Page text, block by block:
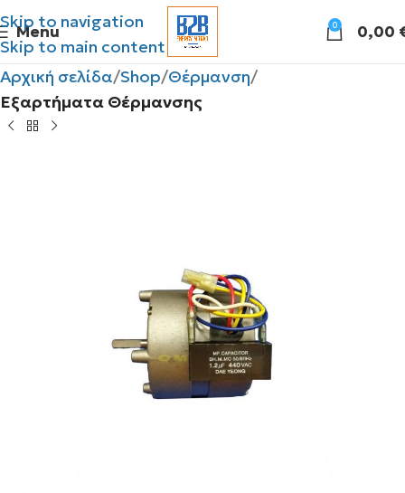
Skip to navigation
Skip to main content
Menu 0 0,00
Αρχική σελίδα Shop Θέρμανση
Εξαρτήματα Θέρμανσης